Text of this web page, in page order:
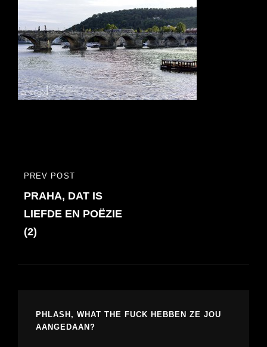
Bericht
navigatie
PREVIOUS
POST
PREV POST
PRAHA, DAT IS
LIEFDE EN POËZIE
(2)
PHLASH, WHAT THE FUCK HEBBEN ZE JOU
AANGEDAAN?